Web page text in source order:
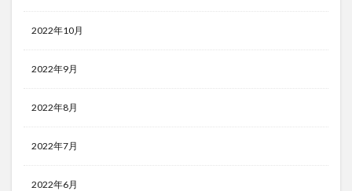
2022年10月
2022年9月
2022年8月
2022年7月
2022年6月